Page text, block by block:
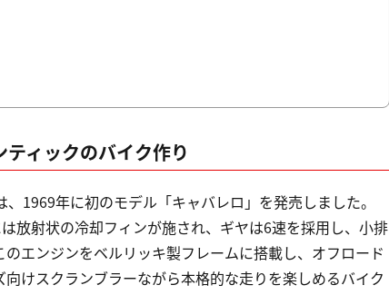
ィックのバイク作り
1969年に初のモデル「キャバレロ」を発売しました。
放射状の冷却フィンが施され、ギヤは6速を採用し、小排
エンジンをベルリッキ製フレームに搭載し、オフロード
けスクランブラーながら本格的な走りを楽しめるバイク